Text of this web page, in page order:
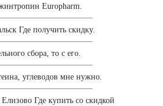
Europharm.
Где получить скидку.
сбора, то с его.
углеводов мне нужно.
Где купить со скидкой